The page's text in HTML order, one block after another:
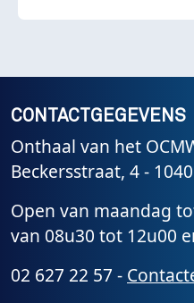
CONTACTGEGEVENS
Onthaal van het
Beckersstraat, 4 -
Open van maandag
van 08u30 tot 12u00
02 627 22 57 -